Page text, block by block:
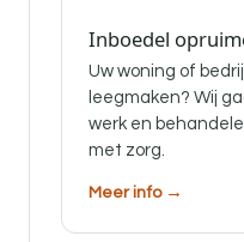
Inboedel
Uw woning of
leegmaken? Wij
werk en
met zorg.
Meer info →